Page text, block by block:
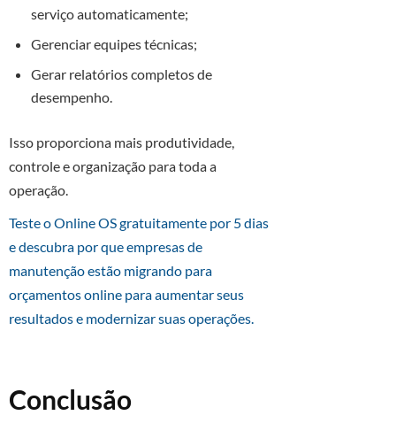
serviço automaticamente;
Gerenciar equipes técnicas;
Gerar relatórios completos de
desempenho.
Isso proporciona mais produtividade,
controle e organização para toda a
operação.
Teste o Online OS gratuitamente por 5 dias
e descubra por que empresas de
manutenção estão migrando para
orçamentos online para aumentar seus
resultados e modernizar suas operações.
Conclusão